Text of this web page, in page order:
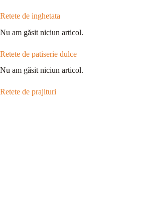
Retete de inghetata
Nu am găsit niciun articol.
Retete de patiserie dulce
Nu am găsit niciun articol.
Retete de prajituri